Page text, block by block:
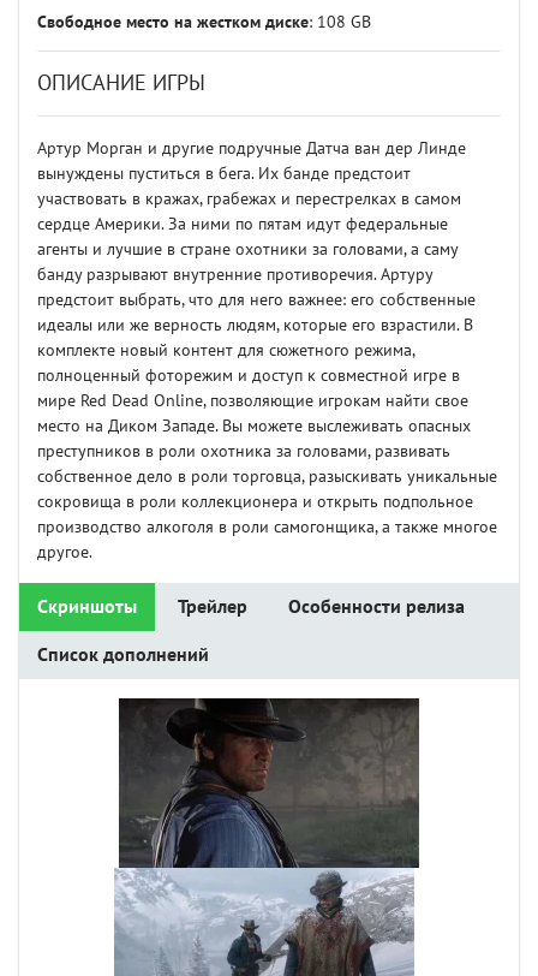
Свободное место на жестком диске: 108 GB
ОПИСАНИЕ ИГРЫ
Артур Морган и другие подручные Датча ван дер Линде
вынуждены пуститься в бега. Их банде предстоит
участвовать в кражах, грабежах и перестрелках в самом
сердце Америки. За ними по пятам идут федеральные
агенты и лучшие в стране охотники за головами, а саму
банду разрывают внутренние противоречия. Артуру
предстоит выбрать, что для него важнее: его собственные
идеалы или же верность людям, которые его взрастили. В
комплекте новый контент для сюжетного режима,
полноценный фоторежим и доступ к совместной игре в
мире Red Dead Online, позволяющие игрокам найти свое
место на Диком Западе. Вы можете выслеживать опасных
преступников в роли охотника за головами, развивать
собственное дело в роли торговца, разыскивать уникальные
сокровища в роли коллекционера и открыть подпольное
производство алкоголя в роли самогонщика, а также многое
другое.
Скриншоты Трейлер Особенности релиза
Список дополнений